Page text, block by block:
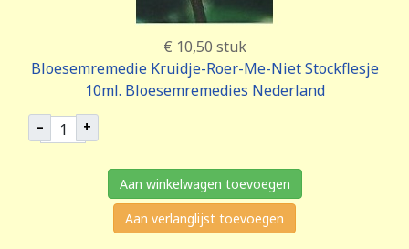
€ 10,50 stuk
Bloesemremedie Kruidje-Roer-Me-Niet Stockflesje
10ml. Bloesemremedies Nederland
– +
Aan winkelwagen toevoegen
Aan verlanglijst toevoegen